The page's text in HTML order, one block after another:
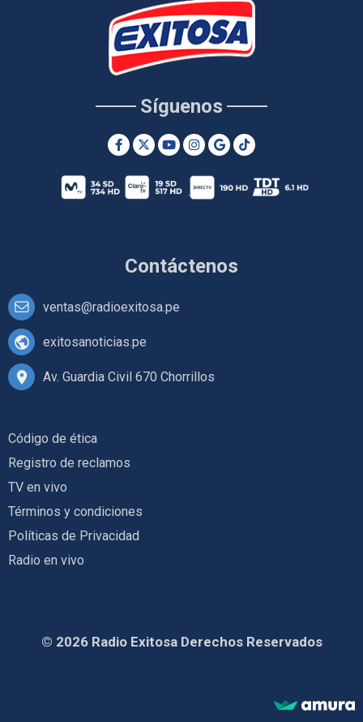
Contáctenos
ventas@radioexitosa.pe
exitosanoticias.pe
Av. Guardia Civil 670 Chorrillos
Síguenos
Código de ética
Registro de reclamos
TV en vivo
Términos y condiciones
Políticas de Privacidad
Radio en vivo
© 2026 Radio Exitosa Derechos Reservados